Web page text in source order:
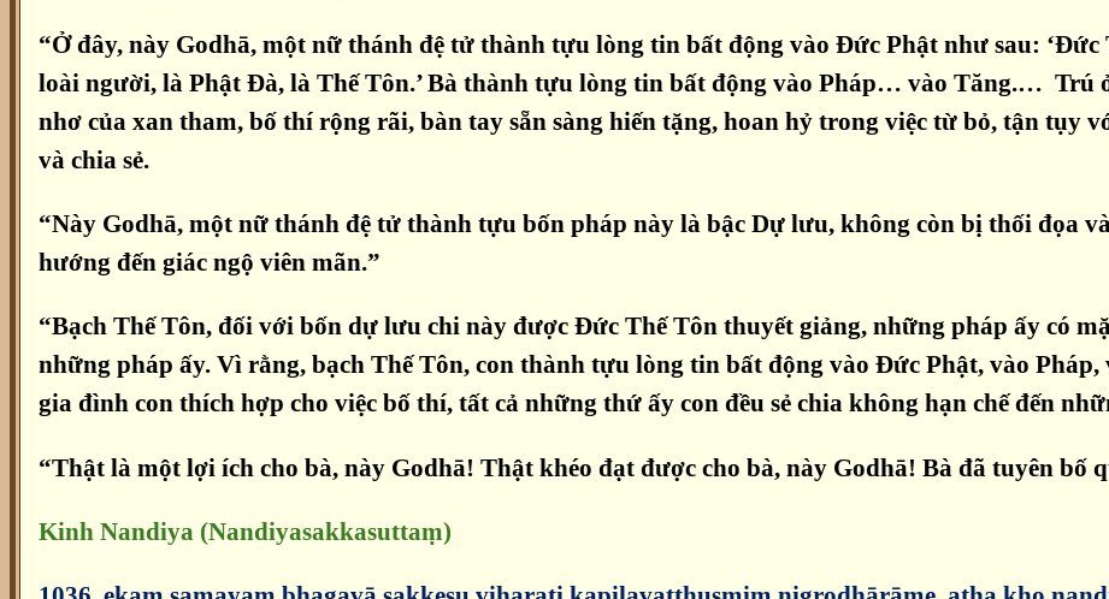
“Ở đây, này Godhā, một nữ thánh đệ tử thành tựu lòng tin bất động vào Đức Phật như sau:
loài người, là Phật Đà, là Thế Tôn.’ Bà thành tựu lòng tin bất động vào Pháp… vào Tăng.… Trú
nhơ của xan tham, bố thí rộng rãi, bàn tay sẵn sàng hiến tặng, hoan hỷ trong việc từ bỏ, tận tụy
và chia sẻ.
“Này Godhā, một nữ thánh đệ tử thành tựu bốn pháp này là bậc Dự lưu, không còn bị thối đọa
hướng đến giác ngộ viên mãn.”
“Bạch Thế Tôn, đối với bốn dự lưu chi này được Đức Thế Tôn thuyết giảng, những pháp ấy có
những pháp ấy. Vì rằng, bạch Thế Tôn, con thành tựu lòng tin bất động vào Đức Phật, vào
gia đình con thích hợp cho việc bố thí, tất cả những thứ ấy con đều sẻ chia không hạn chế đến
“Thật là một lợi ích cho bà, này Godhā! Thật khéo đạt được cho bà, này Godhā! Bà đã tuyên bố
Kinh Nandiya (Nandiyasakkasuttaṃ)